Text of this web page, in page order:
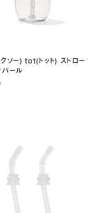
ソー) tot(トット) ストロー
パール